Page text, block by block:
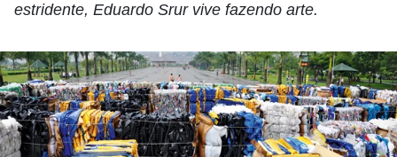
estridente, Eduardo Srur vive fazendo arte.